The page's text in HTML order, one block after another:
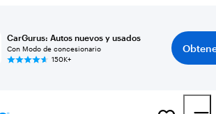
CarGurus: Autos nuevos y usados
Con Modo de concesionario
150K+